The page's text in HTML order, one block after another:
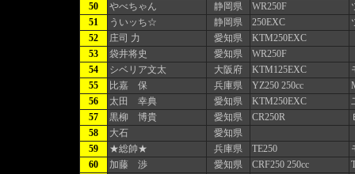
50
やべちゃん 静岡県 WR250F
51
ういッち☆ 静岡県 250EXC
52
庄司 力 愛知県
KTM250EXC
53
袋井将史 愛知県
WR250F
54
シベリア文太 大阪府 KTM125EXC
55
比嘉 保 兵庫県 YZ250 250cc
56
太田 幸典 愛知県 KTM250EXC
57
黒柳 博貴 愛知県 CR250R
58
大石
愛知県
59
★総帥★ 兵庫県 TE250
60
加藤 渉 愛知県 CRF250 250cc